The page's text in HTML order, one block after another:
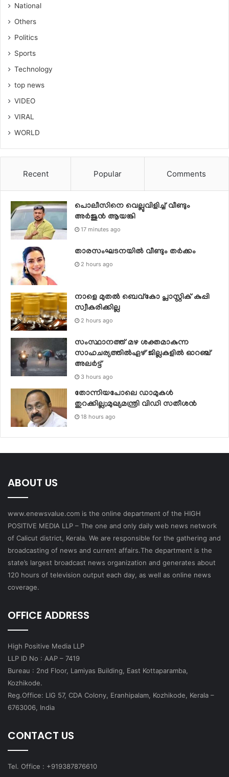
National
Others
Politics
Sports
Technology
top news
VIDEO
VIRAL
WORLD
Recent Popular Comments
പൊലീസിനെ വെല്ലുവിളിച്ച് വീണ്ടും
അർജുൻ ആയങ്കി
17 minutes ago
താരസംഘടനയില്‍ വീണ്ടും തര്‍ക്കം
2 hours ago
നാളെ മുതല്‍ ബെവ്കോ പ്ലാസ്റ്റിക് കുപ്പി
സ്വീകരിക്കില്ല
2 hours ago
സംസ്ഥാനത്ത് മഴ ശക്തമാകുന്ന
സാഹചര്യത്തില്‍ഏഴ് ജില്ലകളില്‍ ഓറഞ്ച്
അലര്‍ട്ട്
3 hours ago
തോന്നിയപോലെ ഡാമുകൾ
തുറക്കില്ല;മുഖ്യമന്ത്രി വിഡി സതീശന്‍
18 hours ago
ABOUT US
www.enewsvalue.com is the online department of the HIGH
POSITIVE MEDIA LLP – The one and only daily web news network
of Calicut district, Kerala. We are responsible for the gathering and
broadcasting of news and current affairs.The department is the
state’s largest broadcast news organization and generates about
120 hours of television output each day, as well as online news
coverage.
OFFICE ADDRESS
High Positive Media LLP
LLP ID No : AAP – 7419
Bureau : 2nd Floor, Lamiyas Building, East Kottaparamba,
Kozhikode.
Reg.Office: LIG 57, CDA Colony, Eranhipalam, Kozhikode, Kerala –
6763006, India
CONTACT US
Tel. Office : +919387876610